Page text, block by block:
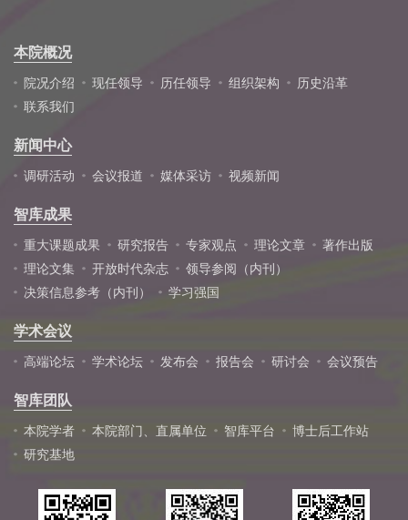
本院概况
院况介绍 现任领导 历任领导 组织架构
历史沿革
联系我们
新闻中心
调研活动 会议报道 媒体采访 视频新闻
智库成果
重大课题成果 研究报告 专家观点 理论文章
著作出版
理论文集
开放时代杂志
领导参阅（内刊）
决策信息参考（内刊）
学习强国
学术会议
高端论坛 学术论坛 发布会 报告会 研讨会 会议预告
智库团队
本院学者 本院部门、直属单位 智库平台
博士后工作站
研究基地